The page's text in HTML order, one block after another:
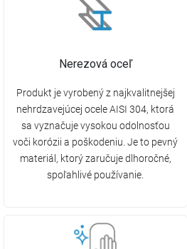
Nerezová oceľ
Produkt je vyrobený z najkvalitnejšej
nehrdzavejúcej ocele AISI 304, ktorá
sa vyznačuje vysokou odolnosťou
voči korózii a poškodeniu. Je to pevný
materiál, ktorý zaručuje dlhoročné,
spoľahlivé používanie.